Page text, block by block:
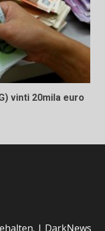
vinti 20mila euro
| DarkNews